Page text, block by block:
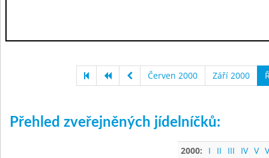
Červen 2000 Září 2000
Přehled zveřejněných jídelníčků:
2000: I II III IV V